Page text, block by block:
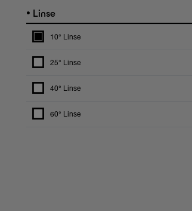
• Linse
10° Linse
25° Linse
40° Linse
60° Linse